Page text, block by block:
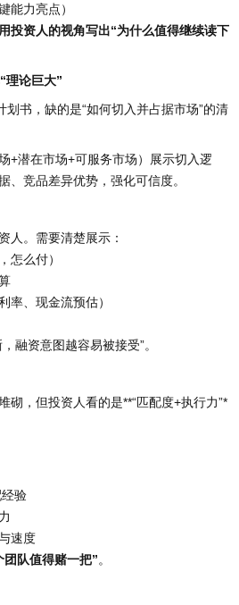
能力亮点）
投资人的视角写出“为什么值得继续读下
理论巨大”
划书，缺的是“如何切入并占据市场”的清
+潜在市场+可服务市场）展示切入逻
、竞品差异优势，强化可信度。
人。需要清楚展示：
怎么付）
率、现金流预估）
融资意图越容易被接受”。
砌，但投资人看的是**“匹配度+执行力”*
验
速度
队值得赌一把”。